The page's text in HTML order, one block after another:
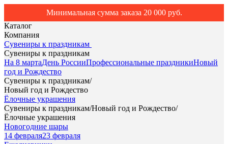
Минимальная сумма заказа 20 000 руб.
Каталог
Компания
Сувениры к праздникам
Сувениры к праздникам
На 8 мартаДень РоссииПрофессиональные праздникиНовый
год и Рождество
Сувениры к праздникам/
Новый год и Рождество
Ёлочные украшения
Сувениры к праздникам/Новый год и Рождество/
Ёлочные украшения
Новогодние шары
14 февраля23 февраля